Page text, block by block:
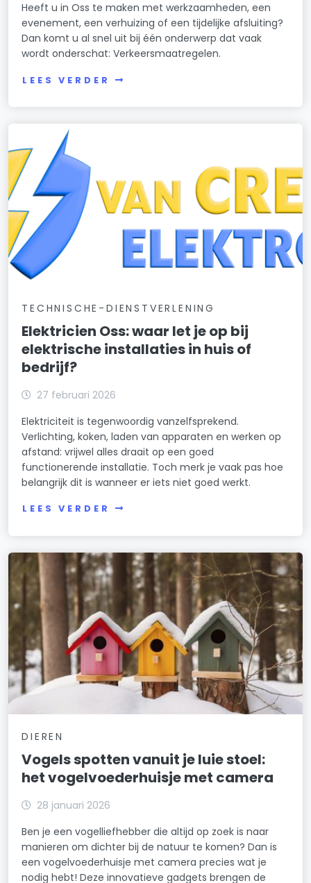
Heeft u in Oss te maken met werkzaamheden, een
evenement, een verhuizing of een tijdelijke afsluiting?
Dan komt u al snel uit bij één onderwerp dat vaak
wordt onderschat: Verkeersmaatregelen.
LEES VERDER
TECHNISCHE-DIENSTVERLENING
Elektricien Oss: waar let je op bij
elektrische installaties in huis of
bedrijf?
27 februari 2026
Elektriciteit is tegenwoordig vanzelfsprekend.
Verlichting, koken, laden van apparaten en werken op
afstand: vrijwel alles draait op een goed
functionerende installatie. Toch merk je vaak pas hoe
belangrijk dit is wanneer er iets niet goed werkt.
LEES VERDER
DIEREN
Vogels spotten vanuit je luie stoel:
het vogelvoederhuisje met camera
28 januari 2026
Ben je een vogelliefhebber die altijd op zoek is naar
manieren om dichter bij de natuur te komen? Dan is
een vogelvoederhuisje met camera precies wat je
nodig hebt! Deze innovatieve gadgets brengen de